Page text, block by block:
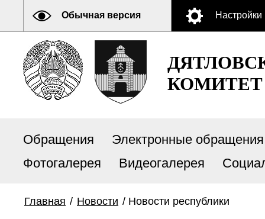
Обычная версия Настройки
КОМИТЕТ
Обращения
Электронные обращения
Фотогалерея
Видеогалерея
Главная / Новости / Новости республики